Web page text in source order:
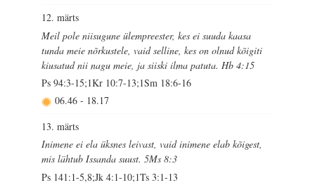
12. märts
Meil pole niisugune ülempreester, kes ei suuda kaasa
tunda meie nõrkustele, vaid selline, kes on olnud kõigiti
kiusatud nii nagu meie, ja siiski ilma patuta. Hb 4:15
Ps 94:3-15;1Kr 10:7-13;1Sm 18:6-16
06.46 - 18.17
13. märts
Inimene ei ela üksnes leivast, vaid inimene elab kõigest,
mis lähtub Issanda suust. 5Ms 8:3
Ps 141:1-5,8;Jk 4:1-10;1Ts 3:1-13